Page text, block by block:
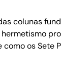
colunas
os Sete